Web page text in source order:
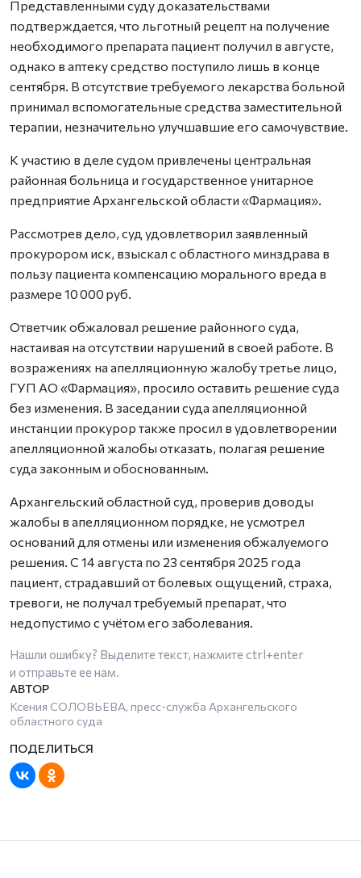
Представленными суду доказа­тельст­вами
подтверждается, что льготный рецепт на получение
необходимого препарата пациент получил в августе,
однако в аптеку средство поступило лишь в конце
сентября. В отсутствие требуемого лекарства больной
принимал вспомогательные средства заместительной
терапии, незначительно улучшавшие его самочувствие.
К участию в деле судом привлечены центральная
районная больница и государственное унитарное
предприятие Архангельской области «Фармация».
Рассмотрев дело, суд удовлетворил заявленный
прокурором иск, взыскал с областного минздрава в
пользу пациента компенсацию морального вреда в
размере 10 000 руб.
Ответчик обжаловал решение районного суда,
настаивая на отсутствии нарушений в своей работе. В
возражениях на апелляционную жалобу третье лицо,
ГУП АО «Фармация», просило оставить решение суда
без изменения. В заседании суда апелляционной
инстанции прокурор также просил в удовлетворении
апелляционной жалобы отказать, полагая решение
суда законным и обоснованным.
Архангельский областной суд, проверив доводы
жалобы в апелляционном порядке, не усмотрел
оснований для отмены или изменения обжалуемого
решения. С 14 августа по 23 сентября 2025 года
пациент, страдавший от болевых ощущений, страха,
тревоги, не получал требуемый препарат, что
недопустимо с учётом его заболевания.
Нашли ошибку? Выделите текст, нажмите ctrl+enter
и отправьте ее нам.
Ксения СОЛОВЬЕВА, пресс-служба Архангельского
областного суда